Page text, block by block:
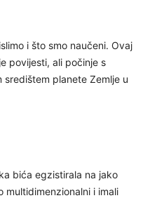
i što smo naučeni. Ovaj
povijesti, ali počinje s
središtem planete Zemlje u
bića egzistirala na jako
multidimenzionalni i imali